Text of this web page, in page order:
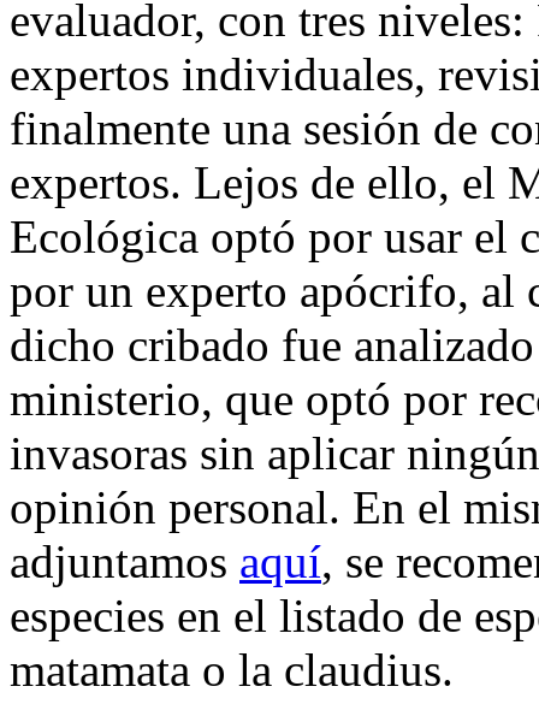
evaluador, con tres
expertos individuales,
finalmente una sesión de
expertos. Lejos de ello, el
Ecológica optó por usar el
por un experto apócrifo, al
dicho cribado fue
ministerio, que optó por
invasoras sin aplicar
opinión personal. En el
adjuntamos aquí, se
especies en el listado de
matamata o la claudius.